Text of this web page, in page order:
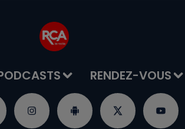
RENDEZ-VOUS